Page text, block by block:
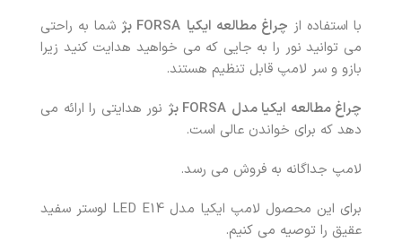
با استفاده از چراغ مطالعه ایکیا FORSA بژشما به راحتی
می توانید نور را به جایی که می خواهید هدایت کنید زیرا
بازو و سر لامپ قابل تنظیم هستند.
چراغ مطالعه ایکیا مدل FORSA بژ نور هدایتی را ارائه می
دهد که برای خواندن عالی است.
لامپ جداگانه به فروش می رسد.
برای این محصول لامپ ایکیا مدل LED E14 لوستر سفید
عقیق را توصیه می کنیم.